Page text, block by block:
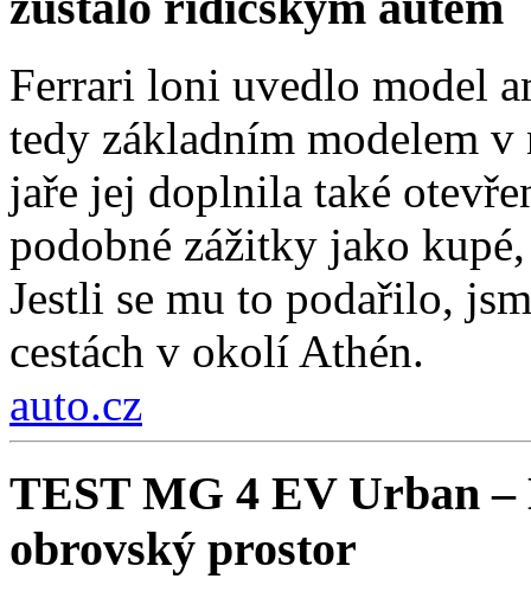
Ferrari loni uvedlo model
tedy základním modelem v
jaře jej doplnila také
podobné zážitky jako
Jestli se mu to podařilo,
cestách v okolí Athén.
auto.cz
TEST MG 4 EV Urban
obrovský prostor